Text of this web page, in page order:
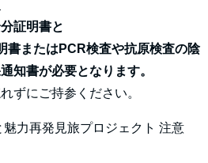
証明書と
書またはPCR検査や抗原検査の陰
知書が必要となります。
ずにご持参ください。
魅力再発見旅プロジェクト 注意